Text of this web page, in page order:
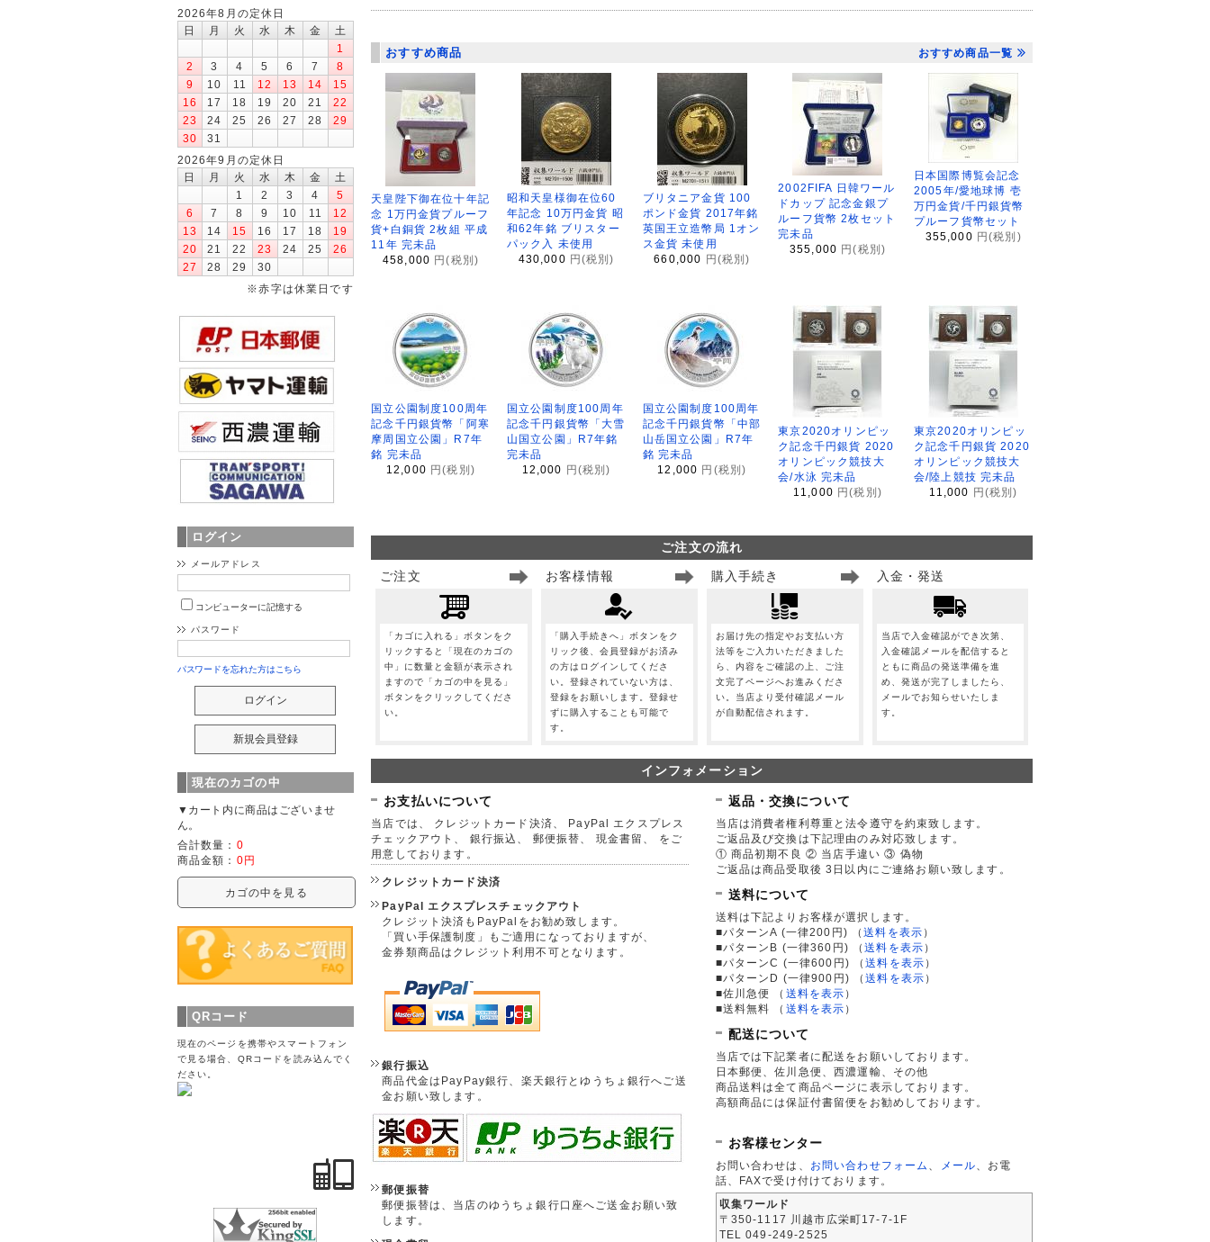
おすすめ商品 おすすめ商品一覧
天皇陛下御在位十年記
念 1万円金貨プルーフ
貨+白銅貨 2枚組 平成
11年 完未品
458,000 円(税別)
昭和天皇様御在位60
年記念 10万円金貨 昭
和62年銘 ブリスター
パック入 未使用
430,000 円(税別)
ブリタニア金貨 100
ポンド金貨 2017年銘
英国王立造幣局 1オン
ス金貨 未使用
660,000
円(税別)
2002FIFA 日韓ワール
ドカップ 記念金銀プ
ルーフ貨幣 2枚セット
完未品
355,000 円(税別)
日本国際博覧会記念
2005年/愛地球博 壱
万円金貨/千円銀貨幣
プルーフ貨幣セット
355,000 円(税別)
国立公園制度100周年
記念千円銀貨幣「阿寒
摩周国立公園」R7年
銘 完未品
12,000 円(税別)
国立公園制度100周年
記念千円銀貨幣「大雪
山国立公園」R7年銘
完未品
12,000 円(税別)
国立公園制度100周年
記念千円銀貨幣「中部
山岳国立公園」R7年
銘 完未品
12,000 円(税別)
東京2020オリンピッ
ク記念千円銀貨 2020
オリンピック競技大
会/水泳 完未品
11,000 円(税別)
東京2020オリンピッ
ク記念千円銀貨 2020
オリンピック競技大
会/陸上競技 完未品
11,000 円(税別)
ご注文の流れ
ご注文
「カゴに入れる」ボタンをク
リックすると「現在のカゴの
中」に数量と金額が表示され
ますので「カゴの中を見る」
ボタンをクリックしてくださ
い。
お客様情報
「購入手続きへ」ボタンをク
リック後、会員登録がお済み
の方はログインしてくださ
い。登録されていない方は、
登録をお願いします。登録せ
ずに購入することも可能で
す。
購入手続き
お届け先の指定やお支払い方
法等をご入力いただきました
ら、内容をご確認の上、ご注
文完了ページへお進みくださ
い。当店より受付確認メール
が自動配信されます。
入金・発送
当店で入金確認ができ次第、
入金確認メールを配信すると
ともに商品の発送準備を進
め、発送が完了しましたら、
メールでお知らせいたしま
す。
インフォメーション
お支払いについて
当店では、 クレジットカード決済、 PayPal エクスプレス
チェックアウト、 銀行振込、 郵便振替、 現金書留、 をご
用意しております。
クレジットカード決済
PayPal エクスプレスチェックアウト
クレジット決済もPayPalをお勧め致します。
「買い手保護制度」もご適用になっておりますが、
金券類商品はクレジット利用不可となります。
銀行振込
商品代金はPayPay銀行、楽天銀行とゆうちょ銀行へご送
金お願い致します。
郵便振替
郵便振替は、当店のゆうちょ銀行口座へご送金お願い致
します。
返品・交換について
当店は消費者権利尊重と法令遵守を約束致します。
ご返品及び交換は下記理由のみ対応致します。
① 商品初期不良 ② 当店手違い ③ 偽物
ご返品は商品受取後 3日以内にご連絡お願い致します。
送料について
送料は下記よりお客様が選択します。
■パターンA (一律200円)
（送料を表示 ）
■パターンB (一律360円)
（送料を表示 ）
■パターンC (一律600円)
（送料を表示 ）
■パターンD (一律900円)
（送料を表示 ）
■佐川急便
（ 送料を表示 ）
■送料無料
（ 送料を表示 ）
配送について
当店では下記業者に配送をお願いしております。
日本郵便、佐川急便、西濃運輸、その他
商品送料は全て商品ページに表示しております。
高額商品には保証付書留便をお勧めしております。
お客様センター
お問い合わせは、 お問い合わせフォーム メール 、お電
話、FAXで受け付けております。
収集ワールド
〒350-1117 川越市広栄町17-7-1F
TEL 049-249-2525
2026年8月の定休日
日
月 火 水 木 金
土
1
2
3 4 5 6 7
8
9
10 11 12 13 14
15
16
17 18 19 20 21
22
23
24 25 26 27 28
29
30
31
2026年9月の定休日
日
月 火 水 木 金
土
1
2 3 4
5
6
7 8 9 10 11
12
13
14 15 16 17 18
19
20
21 22 23 24 25
26
27
28 29
30
※赤字は休業日です
ログイン
メールアドレス
コンピューターに記憶する
パスワード
パスワードを忘れた方はこちら
現在のカゴの中
▼カート内に商品はございませ
ん。
合計数量： 0
商品金額： 0円
カゴの中を見る
QRコード
現在のページを携帯やスマートフォン
で見る場合、QRコードを読み込んでく
ださい。